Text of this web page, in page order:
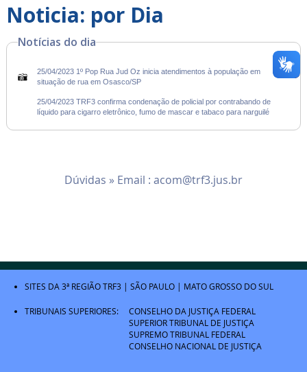
Noticia: por Dia
Notícias do dia
25/04/2023 1º Pop Rua Jud Oz inicia atendimentos à população em
situação de rua em Osasco/SP
25/04/2023 TRF3 confirma condenação de policial por contrabando de
líquido para cigarro eletrônico, fumo de mascar e tabaco para narguilé
Dúvidas » Email : acom@trf3.jus.br
SITES DA 3ª REGIÃOTRF3 | SÃO PAULO | MATO GROSSO DO SUL
TRIBUNAIS SUPERIORES:
CONSELHO DA JUSTIÇA FEDERAL
SUPERIOR TRIBUNAL DE JUSTIÇA
SUPREMO TRIBUNAL FEDERAL
CONSELHO NACIONAL DE JUSTIÇA